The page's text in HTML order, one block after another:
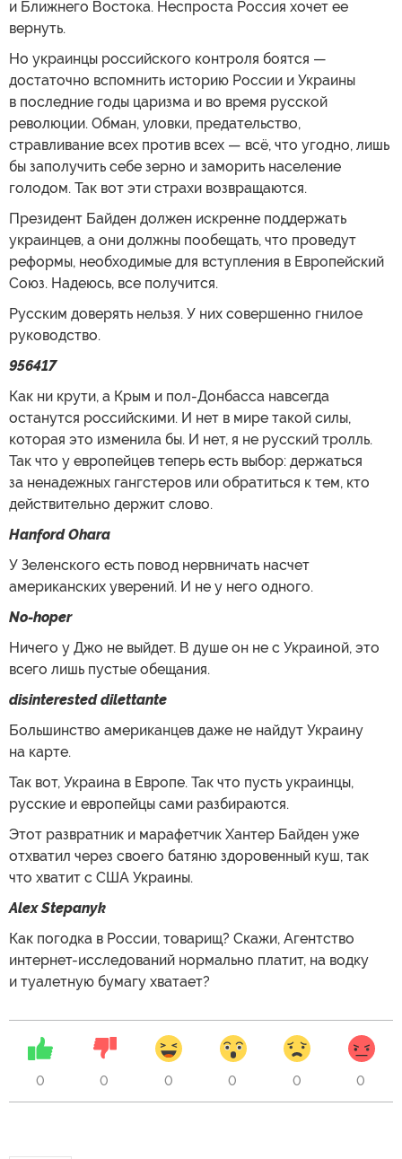
и Ближнего Востока. Неспроста Россия хочет ее
вернуть.
Но украинцы российского контроля боятся —
достаточно вспомнить историю России и Украины
в последние годы царизма и во время русской
революции. Обман, уловки, предательство,
стравливание всех против всех — всё, что угодно, лишь
бы заполучить себе зерно и заморить население
голодом. Так вот эти страхи возвращаются.
Президент Байден должен искренне поддержать
украинцев, а они должны пообещать, что проведут
реформы, необходимые для вступления в Европейский
Союз. Надеюсь, все получится.
Русским доверять нельзя. У них совершенно гнилое
руководство.
956417
Как ни крути, а Крым и пол-Донбасса навсегда
останутся российскими. И нет в мире такой силы,
которая это изменила бы. И нет, я не русский тролль.
Так что у европейцев теперь есть выбор: держаться
за ненадежных гангстеров или обратиться к тем, кто
действительно держит слово.
Hanford Ohara
У Зеленского есть повод нервничать насчет
американских уверений. И не у него одного.
No-hoper
Ничего у Джо не выйдет. В душе он не с Украиной, это
всего лишь пустые обещания.
disinterested dilettante
Большинство американцев даже не найдут Украину
на карте.
Так вот, Украина в Европе. Так что пусть украинцы,
русские и европейцы сами разбираются.
Этот развратник и марафетчик Хантер Байден уже
отхватил через своего батяню здоровенный куш, так
что хватит с США Украины.
Alex Stepanyk
Как погодка в России, товарищ? Скажи, Агентство
интернет-исследований нормально платит, на водку
и туалетную бумагу хватает?
0 0 0 0 0 0